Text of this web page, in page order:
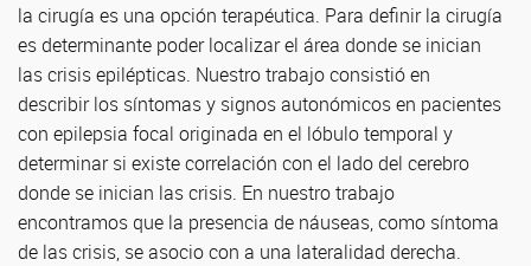
la cirugía es una opción terapéutica. Para definir la cirugía
es determinante poder localizar el área donde se inician
las crisis epilépticas. Nuestro trabajo consistió en
describir los síntomas y signos autonómicos en pacientes
con epilepsia focal originada en el lóbulo temporal y
determinar si existe correlación con el lado del cerebro
donde se inician las crisis. En nuestro trabajo
encontramos que la presencia de náuseas, como síntoma
de las crisis, se asocio con a una lateralidad derecha.